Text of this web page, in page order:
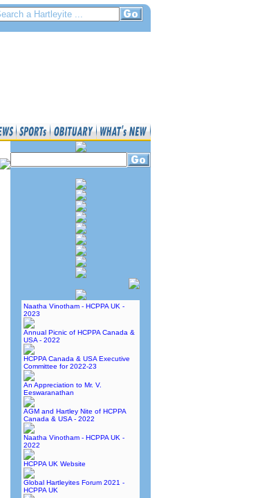
Naatha Vinotham - HCPPA UK -
2023
Annual Picnic of HCPPA Canada &
USA - 2022
HCPPA Canada & USA Executive
Committee for 2022-23
An Appreciation to Mr. V.
Eeswaranathan
AGM and Hartley Nite of HCPPA
Canada & USA - 2022
Naatha Vinotham - HCPPA UK -
2022
HCPPA UK Website
Global Hartleyites Forum 2021 -
HCPPA UK